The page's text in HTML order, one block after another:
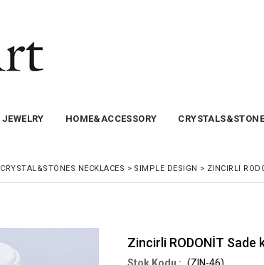
JEWELRY HOME&ACCESSORY
CRYSTAL&STONES NECKLACES > SIMPLE DESIGN > ZINCIRLI
Zincirli RODONİT Sade